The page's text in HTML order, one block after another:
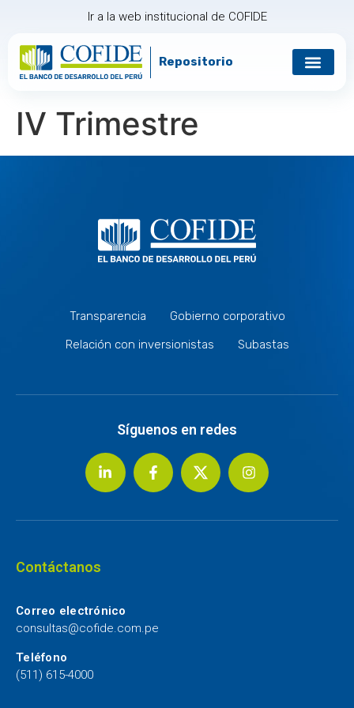
Ir a la web institucional de COFIDE
Repositorio
IV Trimestre
Transparencia
Gobierno corporativo
Relación con inversionistas
Subastas
Síguenos en redes
Contáctanos
Correo electrónico
consultas@cofide.com.pe
Teléfono
(511) 615-4000